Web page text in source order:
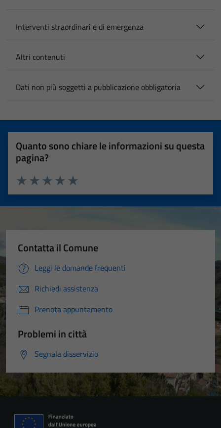
Interventi straordinari e di emergenza
Altri contenuti
Dati non più soggetti a pubblicazione obbligatoria
Quanto sono chiare le informazioni su questa
pagina?
Valuta 5 stelle su 5
Valuta 4 stelle su 5
Valuta 3 stelle su 5
Valuta 2 stelle su 5
Valuta 1 stelle su 5
Contatta il Comune
Leggi le domande frequenti
Richiedi assistenza
Prenota appuntamento
Problemi in città
Segnala disservizio